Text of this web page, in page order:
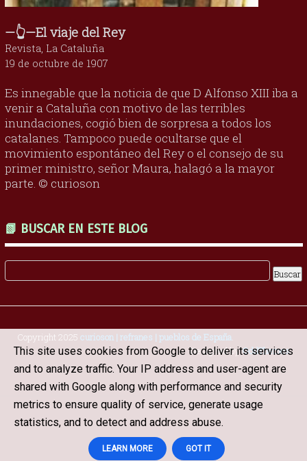
—👆—El viaje del Rey
Revista, La Cataluña
19 de octubre de 1907
Es innegable que la noticia de que D Alfonso XIII iba a
venir a Cataluña con motivo de las terribles
inundaciones, cogió bien de sorpresa a todos los
catalanes. Tampoco puede ocultarse que el
movimiento espontáneo del Rey o el consejo de su
primer ministro, señor Maura, halagó a la mayor
parte. © curioson
📗 BUSCAR EN ESTE BLOG
Copyright 2025 curioson | refranes | pueblos de España
Designed byOddThemes
This site uses cookies from Google to deliver its services
and to analyze traffic. Your IP address and user-agent are
shared with Google along with performance and security
metrics to ensure quality of service, generate usage
statistics, and to detect and address abuse.
LEARN MORE GOT IT